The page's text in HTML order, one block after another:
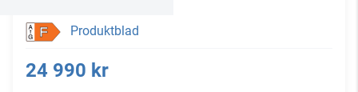
F Produktblad
24 990 kr